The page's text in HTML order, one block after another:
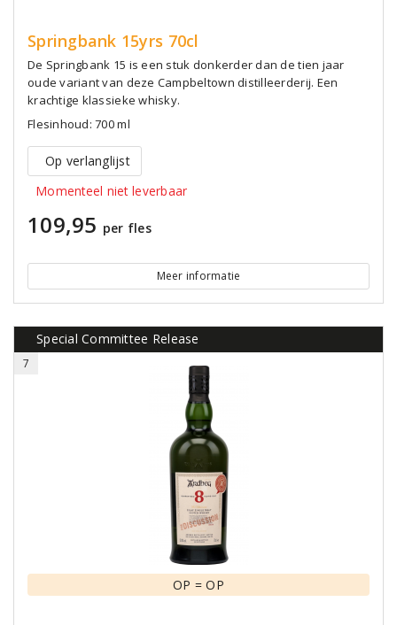
Springbank 15yrs 70cl
De Springbank 15 is een stuk donkerder dan de tien jaar
oude variant van deze Campbeltown distilleerderij. Een
krachtige klassieke whisky.
Flesinhoud: 700 ml
Op verlanglijst
Momenteel niet leverbaar
109,95 per fles
Meer informatie
Special Committee Release
7
OP = OP